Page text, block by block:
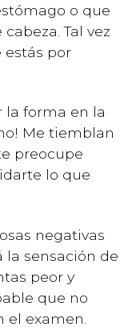
o que
Tal vez
estás por
la forma en la
Me tiemblan
preocupe
lo que
negativas
la sensación de
peor y
que no
examen.